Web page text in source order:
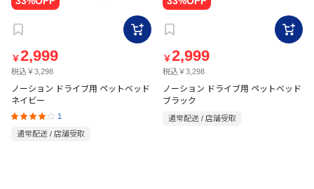
￥2,999
税込￥3,298
ノーション ドライブ用 ペットベッド
ネイビー
1
通常配送 / 店舗受取
￥2,999
税込￥3,298
ノーション ドライブ用 ペットベッド
ブラック
通常配送 / 店舗受取